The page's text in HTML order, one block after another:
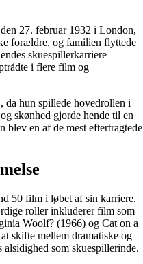
27. februar 1932 i London,
forældre, og familien flyttede
skuespillerkarriere
i flere film og
da hun spillede hovedrollen i
skønhed gjorde hende til en
blev en af de mest eftertragtede
50 film i løbet af sin karriere.
roller inkluderer film som
Woolf? (1966) og Cat on a
skifte mellem dramatiske og
alsidighed som skuespillerinde.